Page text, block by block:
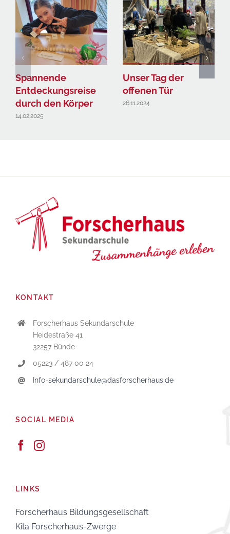
Spannende
Entdeckungsreise
durch den Körper
14.02.2025
Unser Tag der
offenen Tür
26.11.2024
KONTAKT
Forscherhaus Sekundarschule
Heidestraße 41
32257 Bünde
05223 / 487 00 24
Info-sekundarschule@dasforscherhaus.de
SOCIAL MEDIA
LINKS
Forscherhaus Bildungsgesellschaft
Kita Forscherhaus-Zwerge